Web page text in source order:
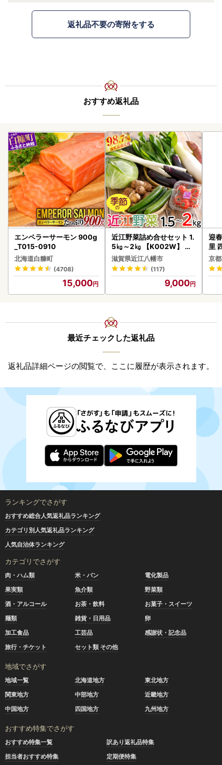
返礼品不要の寄附をする
おすすめ返礼品
エンペラーサーモン 900g
_T015-0910
北海道白糠町
(4708)
15,000
近江野菜詰め合せセット 1.
5㎏～2㎏ 【K002W】 野
菜 旬 新鮮
滋賀県近江八幡市
(117)
9,000
迎
里
京
最近チェックした返礼品
返礼品詳細ページの閲覧で、ここに履歴が表示されます。
ランキングでさがす
おすすめ総合人気返礼品ランキング
カテゴリ別人気返礼品ランキング
人気自治体ランキング
カテゴリでさがす
肉・ハム類 米・パン
電化製品
果実類
魚介類
野菜類
酒・アルコール
お茶・飲料
お菓子・スイーツ
麺類
雑貨・日用品
卵
加工食品
工芸品
感謝状・記念品
旅行・チケット
セット類 その他
地域でさがす
地域一覧 北海道地方
東北地方
関東地方
中部地方
近畿地方
中国地方
四国地方 九州地方
おすすめ特集でさがす
おすすめ特集一覧
訳あり返礼品特集
担当者おすすめ特集
定期便特集